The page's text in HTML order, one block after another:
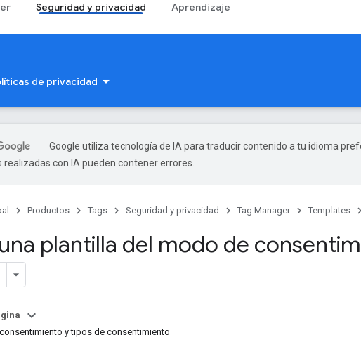
Seguridad y privacidad Aprendizaje
de privacidad
Google utiliza tecnología de IA para traducir contenido a tu idioma
realizadas con IA pueden contener errores.
Productos Tags Seguridad y privacidad Tag Manager Templates
una plantilla del modo de
consentimiento y tipos de consentimiento